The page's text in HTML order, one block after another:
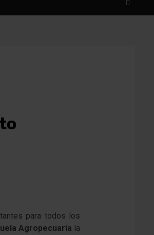
para todos los
Agropecuaria la